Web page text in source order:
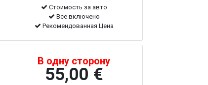
Стоимость за авто
Все включено
Рекомендованная Цена
В одну сторону
55,00 €